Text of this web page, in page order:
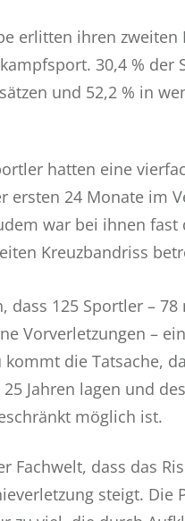
erlitten ihren zweiten
30,4 % der
und 52,2 % in
hatten eine
ersten 24 Monate im
war bei ihnen
Kreuzbandriss
dass 125 Sportler –
Vorverletzungen –
die Tatsache,
Jahren lagen und
möglich ist.
Fachwelt, dass das
steigt. Die